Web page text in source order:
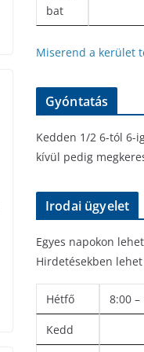
bat
Miserend a kerület
Gyóntatás
Kedden 1/2 6-tól 6-
kívül pedig
Irodai ügyelet
Egyes napokon
Hirdetésekben
Hétfő 8:00 –
Kedd